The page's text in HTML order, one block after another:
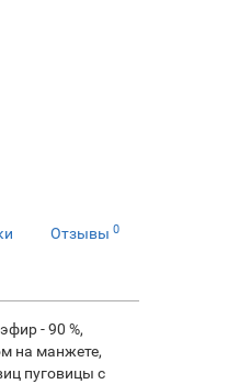
Отзывы 0
- 90 %,
на манжете,
пуговицы с